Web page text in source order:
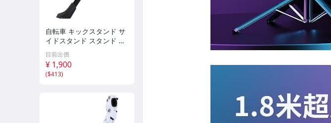
自転車 キックスタンド サ
イドスタンド スタンド マ
ウンテンバイク ロードバ
イク 長さ 調整 34cm-38c
m 軽量 片足 ブラック 伸
縮式 26インチ
目前出價
¥ 1,900
($413)